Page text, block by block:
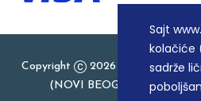
Sajt
kolačiće
sadrže
Copyright
2026 Knjizara.com -
(NOVI BEOGRAD), PIB: